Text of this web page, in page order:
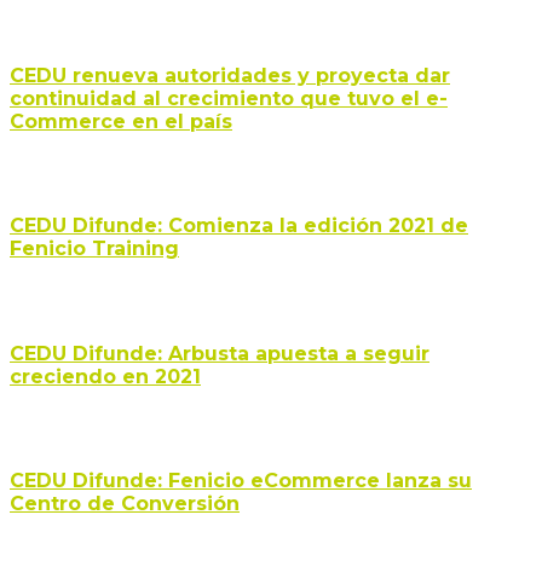
CEDU renueva autoridades y proyecta dar
continuidad al crecimiento que tuvo el e-
Commerce en el país
CEDU Difunde: Comienza la edición 2021 de
Fenicio Training
CEDU Difunde: Arbusta apuesta a seguir
creciendo en 2021
CEDU Difunde: Fenicio eCommerce lanza su
Centro de Conversión